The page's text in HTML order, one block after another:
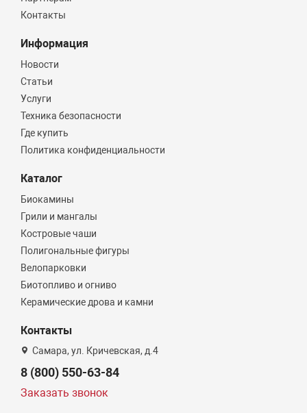
Контакты
Информация
Новости
Статьи
Услуги
Техника безопасности
Где купить
Политика конфиденциальности
Каталог
Биокамины
Грили и мангалы
Костровые чаши
Полигональные фигуры
Велопарковки
Биотопливо и огниво
Керамические дрова и камни
Контакты
Самара, ул. Кричевская, д.4
8 (800) 550-63-84
Заказать звонок